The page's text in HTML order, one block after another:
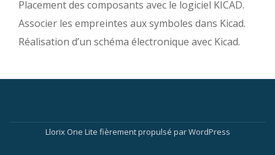
Placement des composants avec le logiciel KICAD.
Associer les empreintes aux symboles dans Kicad.
Réalisation d’un schéma électronique avec Kicad.
Menu
secondaire
Llorix One Lite fièrement propulsé parWordPress